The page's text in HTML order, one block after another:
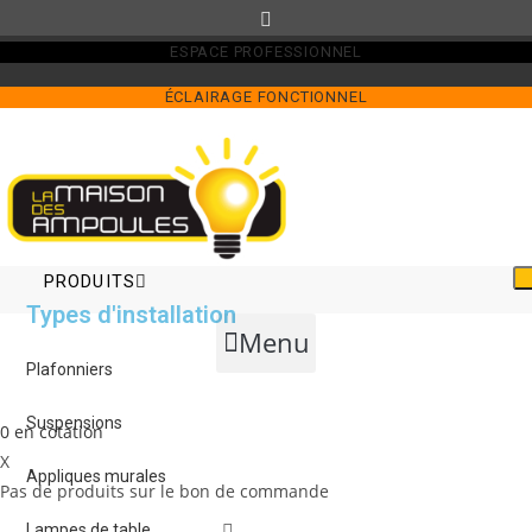
to
ESPACE PROFESSIONNEL
ÉCLAIRAGE FONCTIONNEL
PRODUITS
Types d'installation
Plafonniers
Suspensions
Appliques murales
Menu
0 en cotation
X
Pas de produits sur le bon de commande